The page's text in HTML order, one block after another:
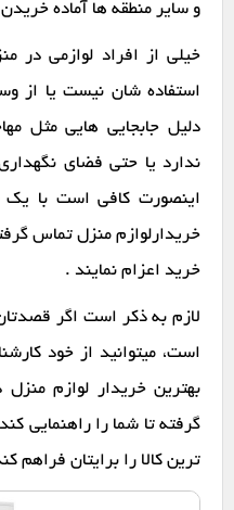
و سایر منطقه ها آماده
خیلی از افراد لوازمی در
استفاده شان نیست یا از
دلیل جابجایی هایی مثل
ندارد یا حتی فضای
اینصورت کافی است با
خریدارلوازم منزل تماس
خرید اعزام نمایند .
لازم به ذکر است اگر
است، میتوانید از خود
بهترین خریدار لوازم
گرفته تا شما را راهنمایی
ترین کالا را برایتان فراهم